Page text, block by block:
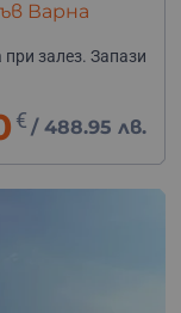
Варна
залез. Запази
€ /488.95 лв.